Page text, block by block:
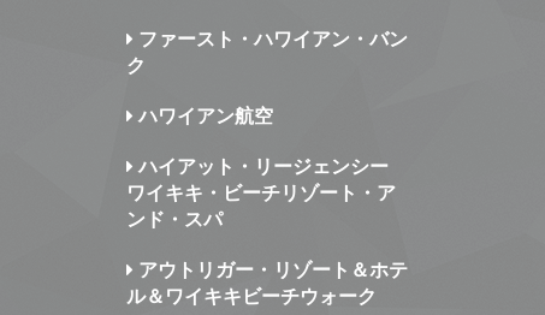
ファースト・ハワイアン・バン
ク
ハワイアン航空
ハイアット・リージェンシー
ワイキキ・ビーチリゾート・ア
ンド・スパ
アウトリガー・リゾート＆ホテ
ル＆ワイキキビーチウォーク